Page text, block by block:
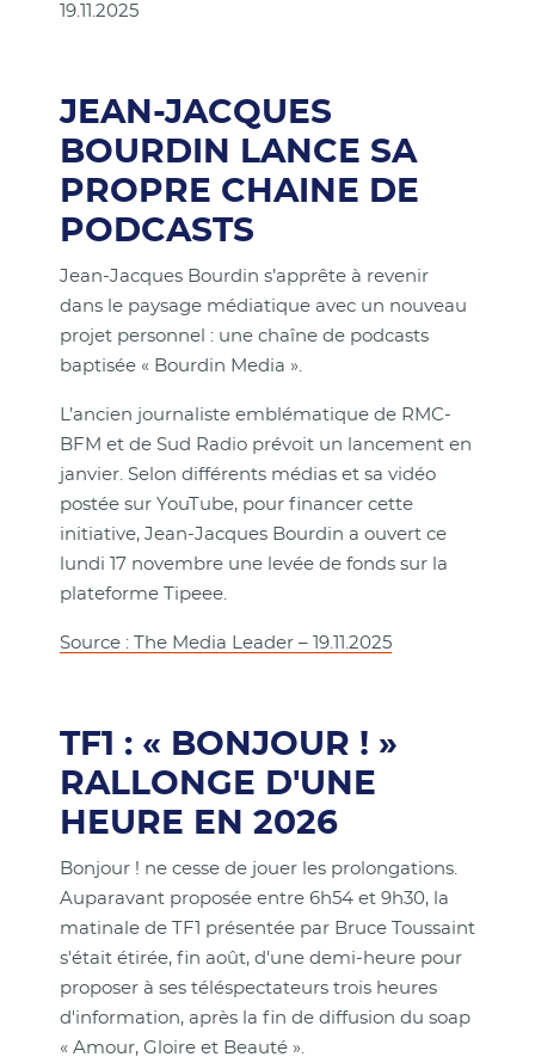
19.11.2025
JEAN-JACQUES
BOURDIN LANCE SA
PROPRE CHAINE DE
PODCASTS
Jean-Jacques Bourdin s’apprête à revenir
dans le paysage médiatique avec un nouveau
projet personnel : une chaîne de podcasts
baptisée « Bourdin Media ».
L’ancien journaliste emblématique de RMC-
BFM et de Sud Radio prévoit un lancement en
janvier. Selon différents médias et sa vidéo
postée sur YouTube, pour financer cette
initiative, Jean-Jacques Bourdin a ouvert ce
lundi 17 novembre une levée de fonds sur la
plateforme Tipeee.
Source : The Media Leader – 19.11.2025
TF1 : « BONJOUR ! »
RALLONGE D'UNE
HEURE EN 2026
Bonjour ! ne cesse de jouer les prolongations.
Auparavant proposée entre 6h54 et 9h30, la
matinale de TF1 présentée par Bruce Toussaint
s'était étirée, fin août, d'une demi-heure pour
proposer à ses téléspectateurs trois heures
d'information, après la fin de diffusion du soap
« Amour, Gloire et Beauté ».